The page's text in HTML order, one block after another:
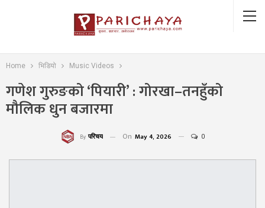
Home भिडियो Music Videos
गणेश गुरुङको ‘पियारी’ : गोरखा–तनहुँको
मौलिक धुन बजारमा
By परिचय On May 4, 2026 0